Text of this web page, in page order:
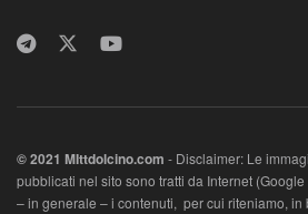
© 2021 MIttdolcino.com - Disclaimer: Le
pubblicati nel sito sono tratti da Internet
– in generale – i contenuti, per cui riteniamo, in